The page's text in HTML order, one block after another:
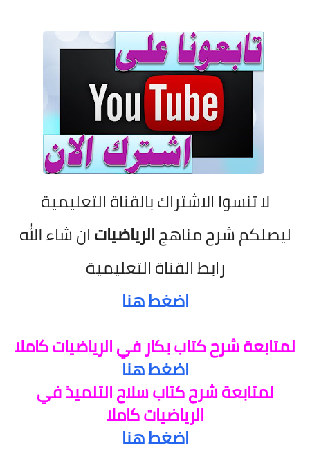
لا تنسوا الاشتراك بالقناة التعليمية
ليصلكم شرح مناهجالرياضياتان شاء الله
رابط القناة التعليمية
اضغط هنا
لمتابعة شرح كتاب بكار في الرياضيات كاملا
اضغط هنا
لمتابعة شرح كتاب سلاح التلميذ في
الرياضيات كاملا
اضغط هنا